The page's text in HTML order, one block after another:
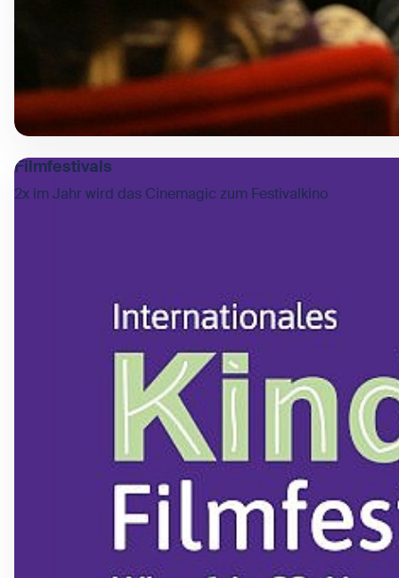
Filmfestivals
2x im Jahr wird das Cinemagic zum Festivalkino